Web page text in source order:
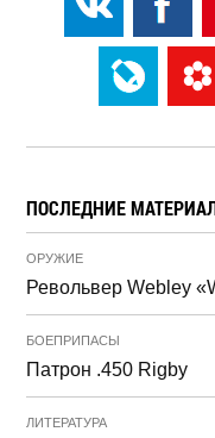
ПОСЛЕДНИЕ
ОРУЖИЕ
Револьвер Webley
БОЕПРИПАСЫ
Патрон .450 Rigby
ЛИТЕРАТУРА